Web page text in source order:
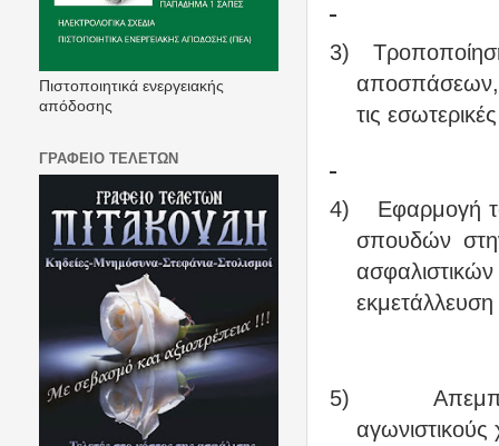
3)
αποσπάσεων,
τις
4)
Εφαρμογή
σπουδών
5)
Πιστοποιητικά ενεργειακής
απόδοσης
ΓΡΑΦΕΙΟ ΤΕΛΕΤΩΝ